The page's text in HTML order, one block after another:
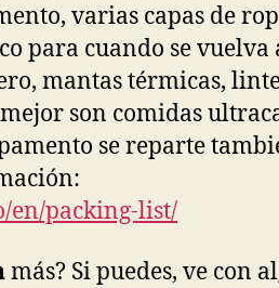
varias capas de
para cuando se vuelva
mantas térmicas,
son comidas
se reparte
en/packing-list/
más? Si puedes, ve con